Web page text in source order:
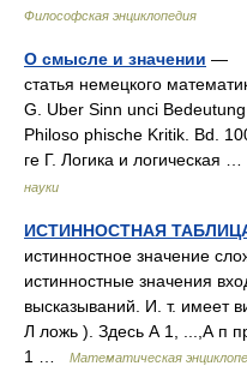
Философская энциклопедия
О смысле и значении —
статья немецкого
G. Uber Sinn unci
Philoso phische Kritik. Bd.
ге Г. Логика и логическая …
науки
ИСТИННОСТНАЯ
истинностное значение
истинностные значения
высказываний. И. т. имеет
Л ложь ). Здесь А 1, ...,А п
1 …
Математическая